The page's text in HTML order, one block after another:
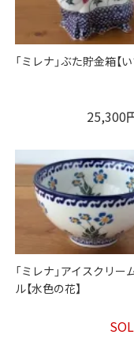
「ミレナ」ぶた貯金箱【い
25,300
「ミレナ」アイスクリー
ル【水色の花】